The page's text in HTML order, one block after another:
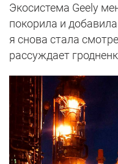
Экосистема Geely
покорила и
я снова стала
рассуждает